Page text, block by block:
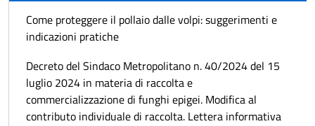
Come proteggere il pollaio dalle volpi: suggerimenti e
indicazioni pratiche
Decreto del Sindaco Metropolitano n. 40/2024 del 15
luglio 2024 in materia di raccolta e
commercializzazione di funghi epigei. Modifica al
contributo individuale di raccolta. Lettera informativa